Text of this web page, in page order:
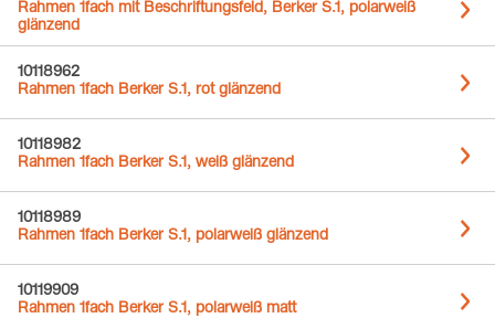
Rahmen 1fach mit Beschriftungsfeld, Berker S.1, polarweiß
glänzend
10118962
Rahmen 1fach Berker S.1, rot glänzend
10118982
Rahmen 1fach Berker S.1, weiß glänzend
10118989
Rahmen 1fach Berker S.1, polarweiß glänzend
10119909
Rahmen 1fach Berker S.1, polarweiß matt